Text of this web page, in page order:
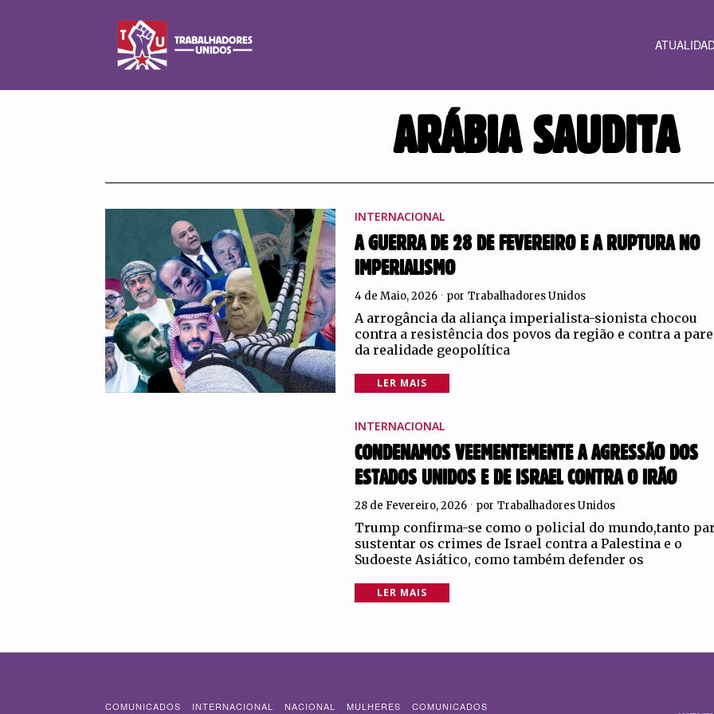
ARÁBIA SAUDITA
INTERNACIONAL
A GUERRA DE 28 DE FEVEREIRO E A RUPTURA NO
IMPERIALISMO
4 de Maio, 2026 por Trabalhadores Unidos
A arrogância da aliança imperialista-sionista chocou
contra a resistência dos povos da região e contra a
da realidade geopolítica
LER MAIS
INTERNACIONAL
CONDENAMOS VEEMENTEMENTE A AGRESSÃO DOS
ESTADOS UNIDOS E DE ISRAEL CONTRA O IRÃO
28 de Fevereiro, 2026 por Trabalhadores Unidos
Trump confirma-se como o policial do mundo,tanto
sustentar os crimes de Israel contra a Palestina e o
Sudoeste Asiático, como também defender os
LER MAIS
COMUNICADOS INTERNACIONAL NACIONAL MULHERES
COMUNICADOS